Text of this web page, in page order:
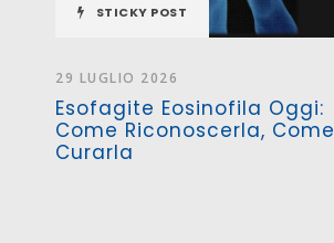
STICKY POST
29 LUGLIO 2026
Esofagite Eosinofila Oggi:
Come Riconoscerla, Come
Curarla